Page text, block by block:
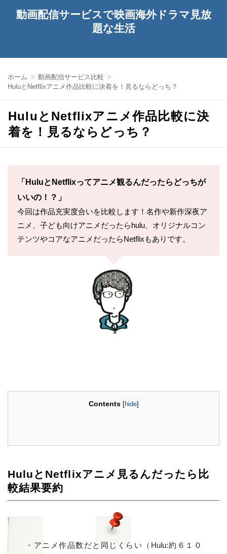
動画配信サービスで映画海外ドラマ見放
題な生活
ホーム
動画配信サービス比較
HuluとNetflixアニメ作品比較に決着を！見るならどっち？
HuluとNetflixアニメ作品比較に決
着を！見るならどっち？
「HuluとNetflixってアニメ観るんだったらどっちが
いいの！？」
今回は作品充実度合いを比較します！名作や新作深夜ア
ニメ、子ども向けアニメだったらhulu、オリジナルコン
テンツやコアなアニメだったらNetflixもありです。
Contents [hide]
HuluとNetflixアニメ見るんだったら比
較結果要約
・アニメ作品数だと同じくらい（Hulu:約６１０